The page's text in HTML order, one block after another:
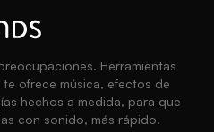
Herramientas
ofrece música, efectos de
hechos a medida, para que
con sonido, más rápido.